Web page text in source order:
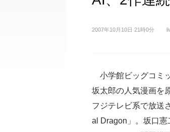
2007年10月10日 21時0分
小学館ビッグコミ
坂太郎の人気漫画を
フジテレビ系で放送
al Dragon」。坂口